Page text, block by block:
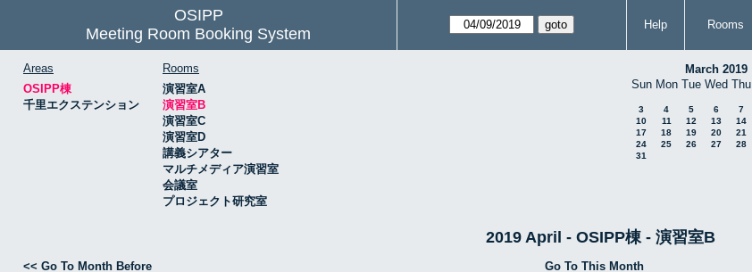
OSIPP
Meeting Room Booking System
Help Rooms
Areas
OSIPP棟
千里エクステンション
Rooms
演習室A
演習室B
演習室C
演習室D
講義シアター
マルチメディア演習室
会議室
プロジェクト研究室
March 2019
Sun Mon Tue Wed Thu
3
4 5 6 7
10
11 12 13 14
17
18 19 20 21
24
25 26 27 28
31
2019 April - OSIPP棟 - 演習室B
<< Go To Month Before Go To This Month